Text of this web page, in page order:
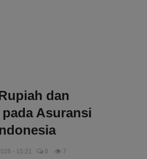
dan
Asuransi
- 15:21 0 7